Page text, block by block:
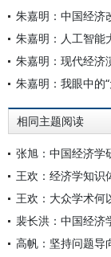
朱嘉明：中国经济
朱嘉明：人工智
朱嘉明：现代经济
朱嘉明：我眼中的
相同主题阅读
张旭：中国经济学
王欢：大众学术何
裴长洪：中国经济
高帆：坚持问题导